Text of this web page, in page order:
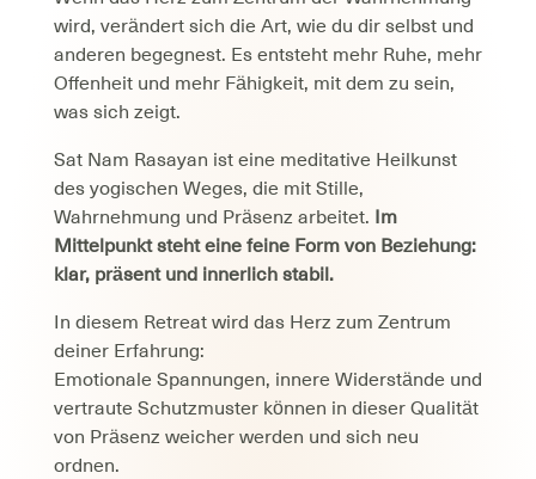
wird, verändert sich die Art, wie du dir selbst und
anderen begegnest. Es entsteht mehr Ruhe, mehr
Offenheit und mehr Fähigkeit, mit dem zu sein,
was sich zeigt.
Sat Nam Rasayan ist eine meditative Heilkunst
des yogischen Weges, die mit Stille,
Wahrnehmung und Präsenz arbeitet. Im
Mittelpunkt steht eine feine Form von Beziehung:
klar, präsent und innerlich stabil.
In diesem Retreat wird das Herz zum Zentrum
deiner Erfahrung:
Emotionale Spannungen, innere Widerstände und
vertraute Schutzmuster können in dieser Qualität
von Präsenz weicher werden und sich neu
ordnen.